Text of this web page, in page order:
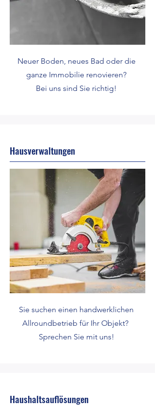
Neuer Boden, neues Bad oder die
ganze Immobilie renovieren?
Bei uns sind Sie richtig!
Hausverwaltungen
Sie suchen einen handwerklichen
Allroundbetrieb für Ihr Objekt?
Sprechen Sie mit uns!
Haushaltsauflösungen